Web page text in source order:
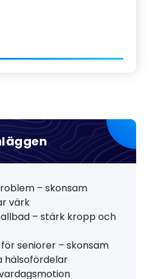
– skonsam
värk
– stärk kropp och
seniorer – skonsam
hälsofördelar